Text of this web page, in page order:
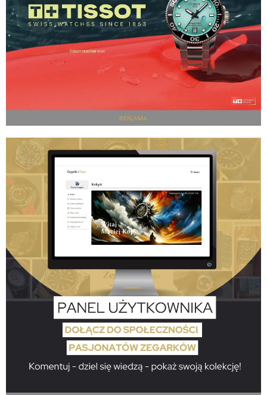
REKLAMA